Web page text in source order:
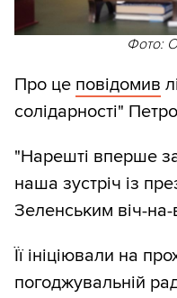
Фото:
Про це повідомив
солідарності"
"Нарешті вперше
наша зустріч із
Зеленським віч-на-
Її ініціювали на
погоджувальній